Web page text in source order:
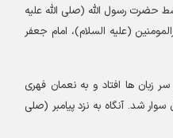
حضرت رسول الله (صلی الله علیه
(علیه السلام)، امام جعفر
زبان ها افتاد و به نعمان فهری
شد. آنگاه به نزد پیامبر (صلی